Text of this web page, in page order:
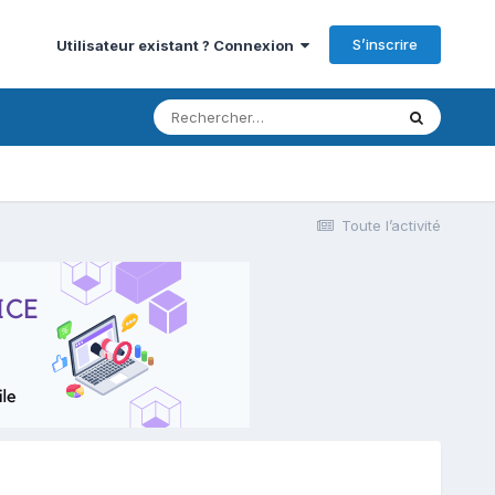
Utilisateur existant ? Connexion S’inscrire
Toute l’activité